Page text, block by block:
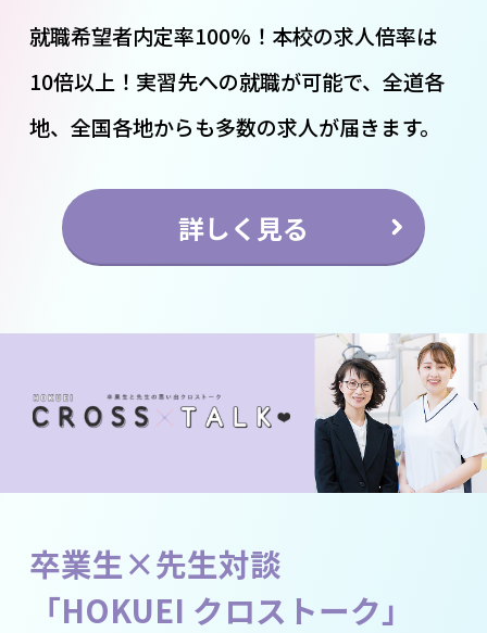
就職希望者内定率100%！本校の求人倍率は
10倍以上！実習先への就職が可能で、全道各
地、全国各地からも多数の求人が届きます。
詳しく見る
卒業生×先生対談
「HOKUEI クロストーク」